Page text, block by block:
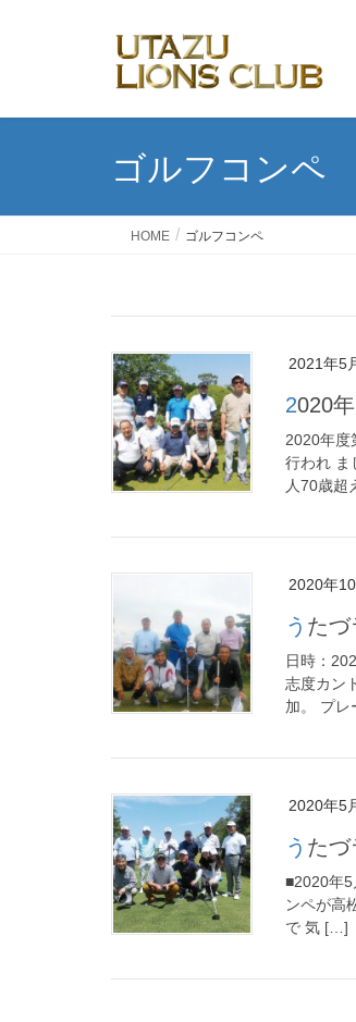
ゴルフコンペ
HOME ゴルフコンペ
2021年5
2020
2020年度
行われ ま
人70歳超
2020年
うた
日時：
志度カン
加。 プ
2020年5
うた
■2020年5
ンペが高
で 気 […]